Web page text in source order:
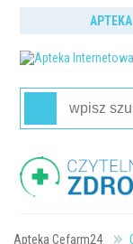
APTEKA
Strona główna